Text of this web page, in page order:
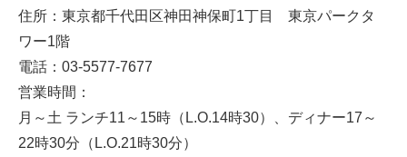
住所：東京都千代田区神田神保町1丁目 東京パークタ
ワー1階
電話：03-5577-7677
営業時間：
月～土 ランチ11～15時（L.O.14時30）、ディナー17～
22時30分（L.O.21時30分）